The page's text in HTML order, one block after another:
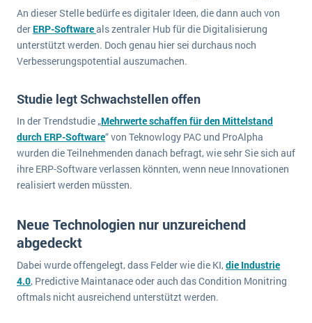
Lebensmittelindustrie
Logistik
Produktion
Immobilien
Services
Textil und Mode
Vermietung
Versorgung
Ein WMS implementieren: Das sind die 6
wichtigsten Punkte, die es zu beachten gilt
ERP-Software für Abfallentsorger
Digitale Arbeitsaufträge in Ihrem ERP- oder FSM-System: clever und effizient
MEHR ÜBER ERP-SOFTWARE
ERP News
An dieser Stelle bedürfe es digitaler Ideen, die dann auch von
der ERP-Softwareals zentraler Hub für die Digitalisierung
unterstützt werden. Doch genau hier sei durchaus noch
Verbesserungspotential auszumachen.
Studie legt Schwachstellen offen
In der Trendstudie „Mehrwerte schaffen für den Mittelstand
durch ERP-Software“ von Teknowlogy PAC und ProAlpha
wurden die Teilnehmenden danach befragt, wie sehr Sie sich auf
ihre ERP-Software verlassen könnten, wenn neue Innovationen
realisiert werden müssten.
Neue Technologien nur unzureichend
abgedeckt
Dabei wurde offengelegt, dass Felder wie die KI,die Industrie
4.0, Predictive Maintanace oder auch das Condition Monitring
oftmals nicht ausreichend unterstützt werden.